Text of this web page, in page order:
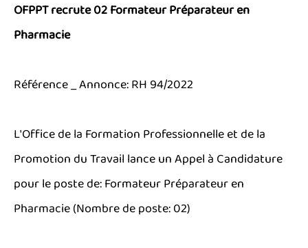
OFPPT recrute 02 Formateur Préparateur en
Pharmacie
Référence _ Annonce: RH 94/2022
L'Office de la Formation Professionnelle et de la
Promotion du Travail lance un Appel à Candidature
pour le poste de: Formateur Préparateur en
Pharmacie (Nombre de poste: 02)